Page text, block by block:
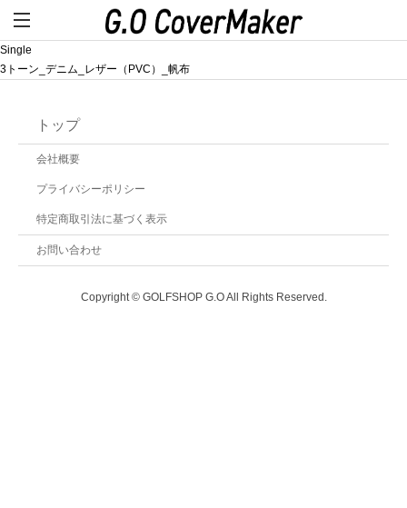
Single
3トーン_デニム_レザー（PVC）_帆布
トップ
会社概要
プライバシーポリシー
特定商取引法に基づく表示
お問い合わせ
Copyright © GOLFSHOP G.O All Rights Reserved.